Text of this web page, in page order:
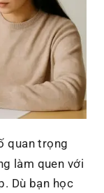
quan trọng
làm quen với
Dù bạn học